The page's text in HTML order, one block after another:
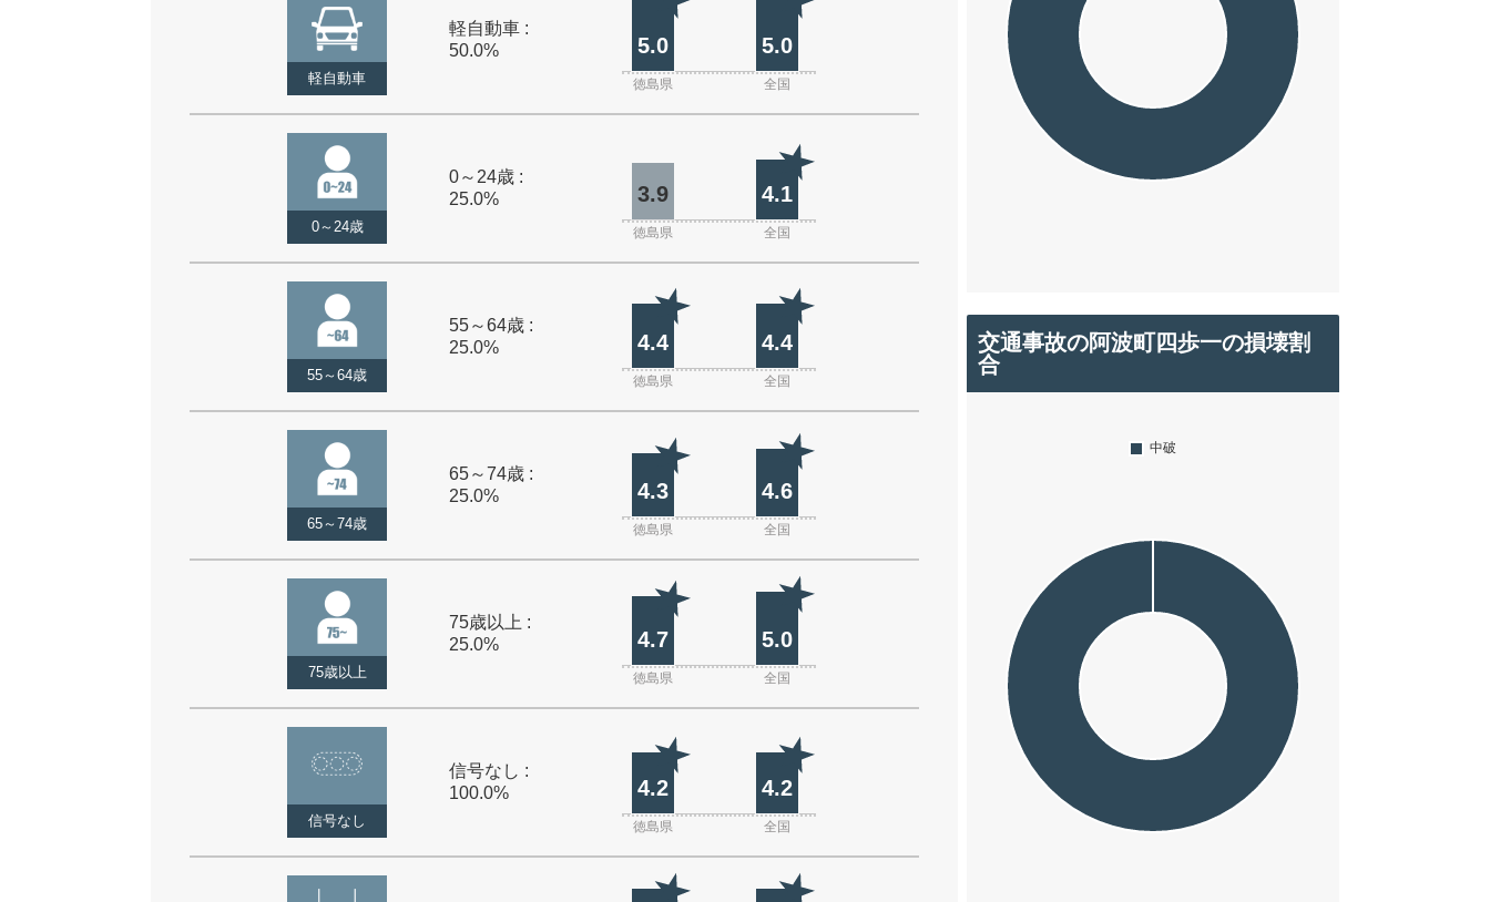
軽自動車
軽自動車 :
50.0%
5.0 5.0
徳島県 全国
0～24歳
0～24歳 :
25.0%
3.9 4.1
徳島県 全国
55～64歳
55～64歳 :
25.0%
4.4 4.4
徳島県 全国
65～74歳
65～74歳 :
25.0%
4.3 4.6
徳島県 全国
75歳以上
75歳以上 :
25.0%
4.7 5.0
徳島県 全国
信号なし
信号なし :
100.0%
4.2 4.2
徳島県 全国
交通事故の阿波町四歩一の損壊割
合